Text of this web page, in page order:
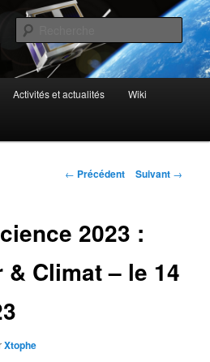
Activités et actualités Wiki
Navigation
← Précédent Suivant →
2023 :
& Climat – le 14
Xtophe